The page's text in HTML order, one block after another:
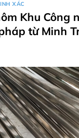
XÁC
Khu Công
từ Minh